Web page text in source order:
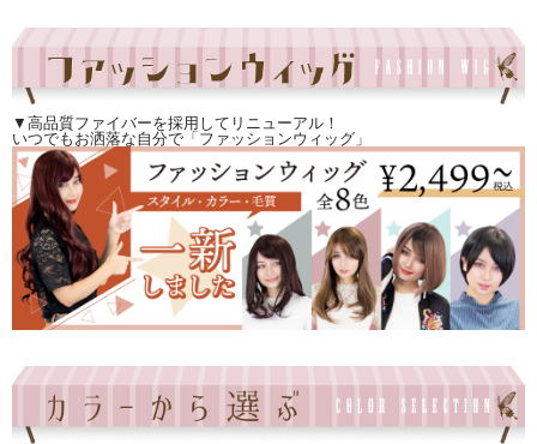
▼高品質ファイバーを採用してリニューアル！
いつでもお洒落な自分で「ファッションウィッグ」